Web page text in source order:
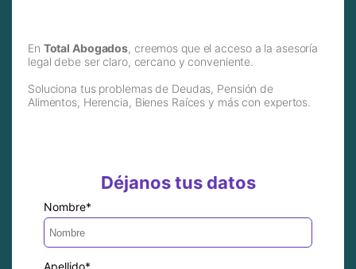
En Total Abogados, creemos que el acceso a la asesoría
legal debe ser claro, cercano y conveniente.
Soluciona tus problemas de Deudas, Pensión de
Alimentos, Herencia, Bienes Raíces y más con expertos.
Déjanos tus datos
Nombre*
Apellido*